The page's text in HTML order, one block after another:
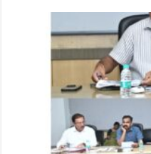
o
o
k
p
p
g
e
r